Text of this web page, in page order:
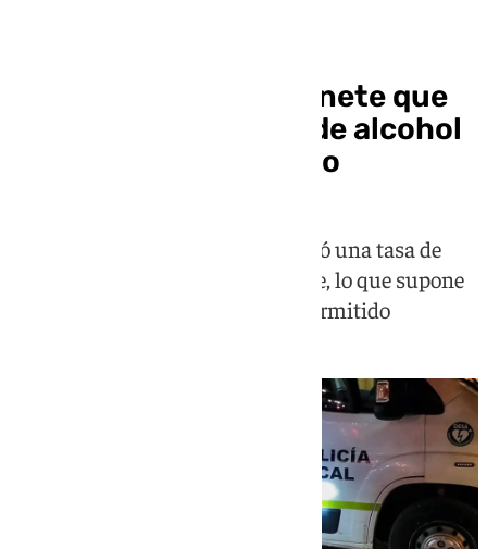
conductor de un patinete que
septuplicaba la tasa de alcohol
y se saltó un semáforo
En la prueba de alcoholemia arrojó una tasa de
1,78 milígramos por litro de sangre, lo que supone
siete veces más del límite legal permitido